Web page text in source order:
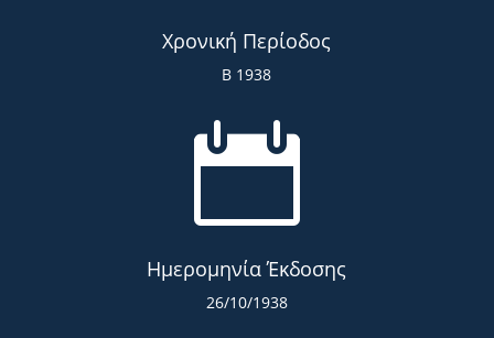
Χρονική Περίοδος
Β 1938

Ημερομηνία Έκδοσης
26/10/1938